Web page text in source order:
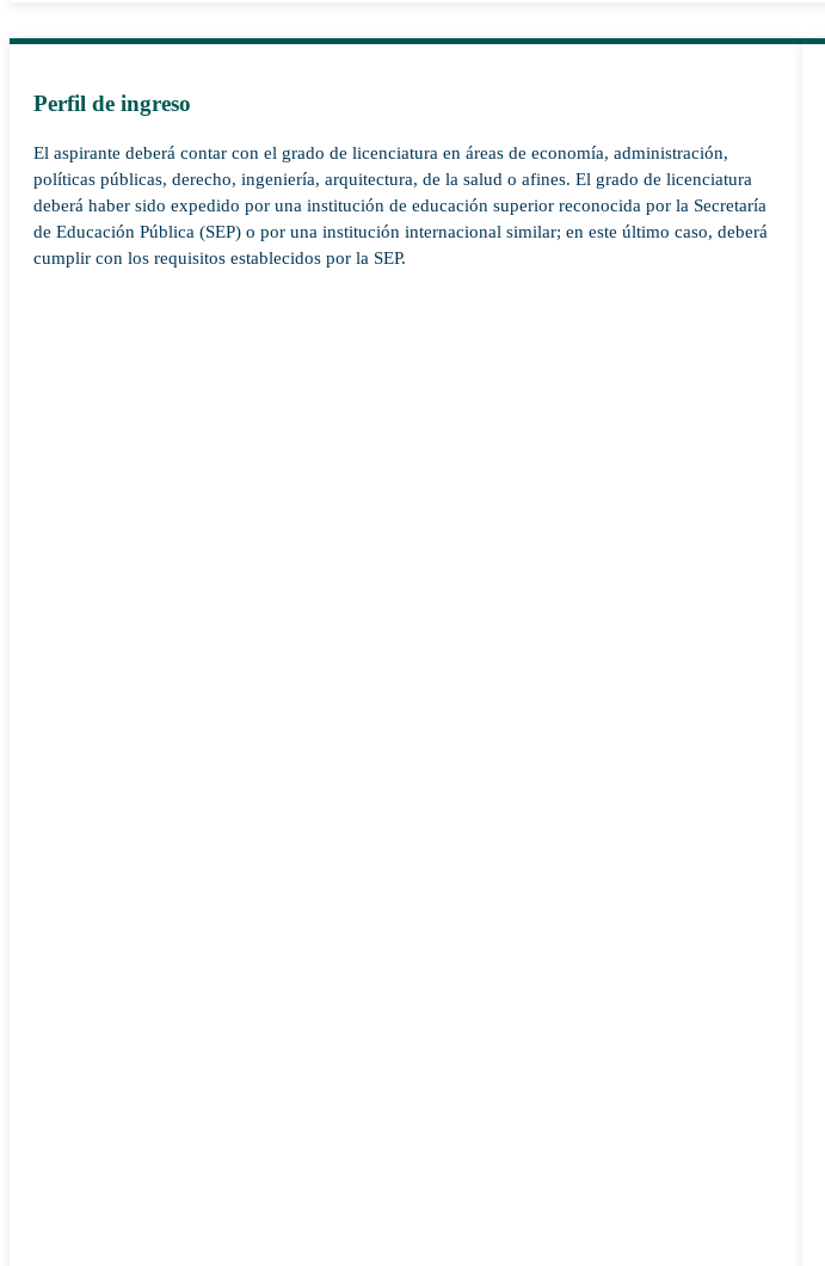
Perfil de ingreso
El aspirante deberá contar con el grado de licenciatura en áreas de economía, administración,
políticas públicas, derecho, ingeniería, arquitectura, de la salud o afines. El grado de licenciatura
deberá haber sido expedido por una institución de educación superior reconocida por la Secretaría
de Educación Pública (SEP) o por una institución internacional similar; en este último caso, deberá
cumplir con los requisitos establecidos por la SEP.